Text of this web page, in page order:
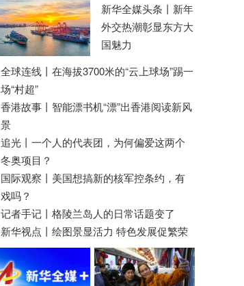
新华全媒头条丨 新年
外交热潮彰显东方大
国魅力
全球连线丨 在海拔3700米的“云上球场”踢一
场“村超”
香港故事丨 智能漂书机“漂”出香港阅读新风
景
追光丨 一个人的代表团，为何偏爱这两个
冬奥项目？
国际观察丨 美国想搞新的核军控条约，有
戏吗？
记者手记丨格陵兰岛人的日常话题变了
新华视点丨 绘图景显活力 特色发展促繁荣